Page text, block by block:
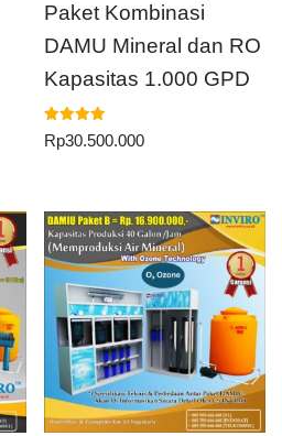
Paket Kombinasi
DAMU Mineral dan RO
Kapasitas 1.000 GPD
Dinilai
5.00
Rp30.500.000